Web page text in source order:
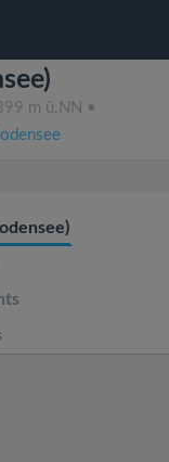
m ü.NN •